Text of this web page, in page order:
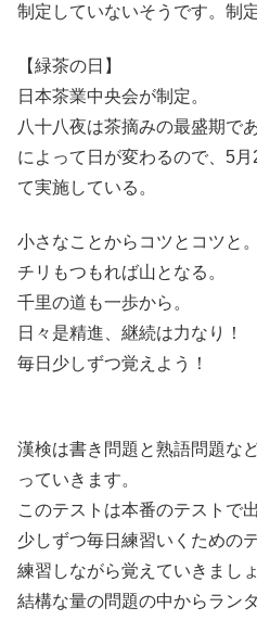
制定していないそうです。制
【緑茶の日】
日本茶業中央会が制定。
八十八夜は茶摘みの最盛期で
によって日が変わるので、5
て実施している。
小さなことからコツとコツと。
チリもつもれば山となる。
千里の道も一歩から。
日々是精進、継続は力なり！
毎日少しずつ覚えよう！
漢検は書き問題と熟語問題な
っていきます。
このテストは本番のテストで
少しずつ毎日練習いくための
練習しながら覚えていきまし
結構な量の問題の中からラン